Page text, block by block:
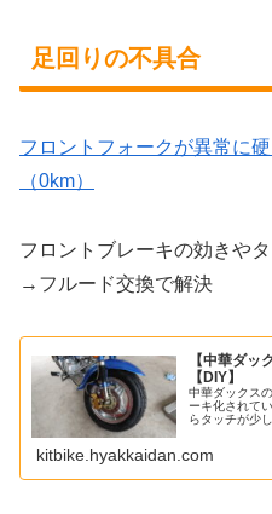
足回りの不具合
フロントフォークが異常に
（0km）
フロントブレーキの効きや
→フルード交換で解決
【中華ダッ
【DIY】
中華ダックス
ーキ化されて
らタッチが少
kitbike.hyakkaidan.com